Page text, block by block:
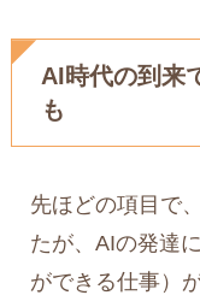
AI時代の到来
も
先ほどの項目で
たが、AIの発達
ができる仕事）